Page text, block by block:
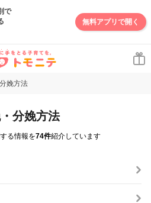
で
無料アプリで開く
娩方法
分娩方法
る情報を74件紹介しています